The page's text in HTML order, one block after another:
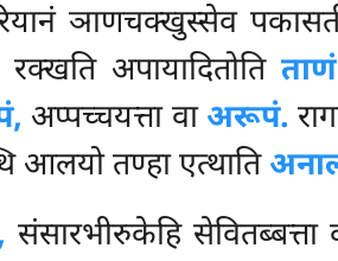
ञाणचक्खुस्सेव
रक्खति अपायादितोति
अप्पच्चयत्ता वा अरूपं.
आलयो तण्हा एत्थाति
संसारभीरुकेहि सेवितब्बत्ता